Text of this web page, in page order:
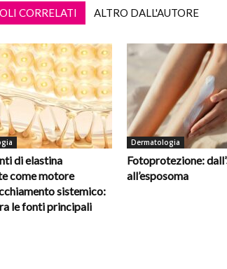
CORRELATI ALTRO DALL'AUTORE
di elastina
come motore
sistemico:
le fonti principali
Dermatologia
Fotoprotezione:
all’esposoma